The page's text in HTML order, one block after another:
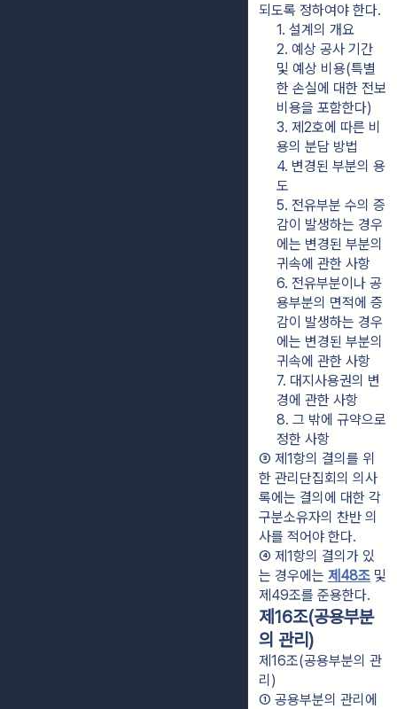
되도록 정하여야 한다.
1. 설계의 개요
2. 예상 공사 기간
및 예상 비용(특별
한 손실에 대한 전보
비용을 포함한다)
3. 제2호에 따른 비
용의 분담 방법
4. 변경된 부분의 용
도
5. 전유부분 수의 증
감이 발생하는 경우
에는 변경된 부분의
귀속에 관한 사항
6. 전유부분이나 공
용부분의 면적에 증
감이 발생하는 경우
에는 변경된 부분의
귀속에 관한 사항
7. 대지사용권의 변
경에 관한 사항
8. 그 밖에 규약으로
정한 사항
③ 제1항의 결의를 위
한 관리단집회의 의사
록에는 결의에 대한 각
구분소유자의 찬반 의
사를 적어야 한다.
④ 제1항의 결의가 있
는 경우에는 제48조 및
제49조를 준용한다.
제16조(공용부분
의 관리)
제16조(공용부분의 관
리)
① 공용부분의 관리에